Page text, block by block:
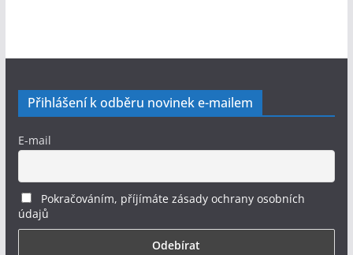
Přihlášení k odběru novinek e-mailem
E-mail
Pokračováním, příjímáte zásady ochrany osobních
údajů